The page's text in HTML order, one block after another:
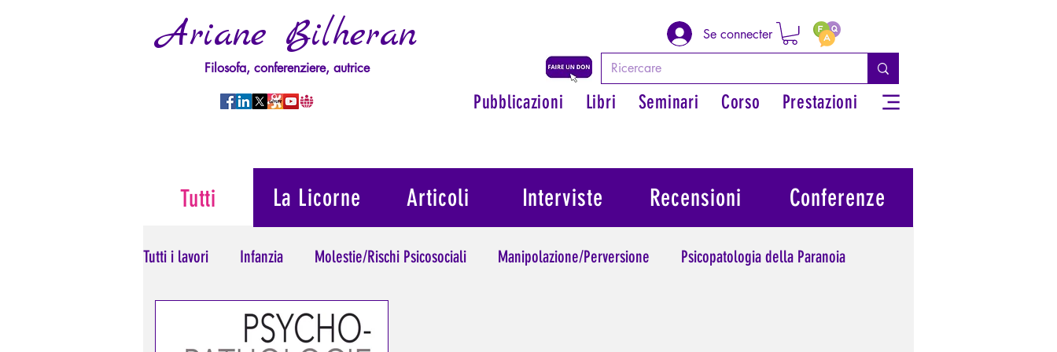
Ariane Bilheran
Filosofa, conferenziere, autrice
Se connecter
Pubblicazioni Libri Seminari Corso Prestazioni
Tutti i lavori Infanzia Molestie/Rischi Psicosociali Manipolazione/Perversione Psicopatologia della Paranoia
Psicopatologia del Potere Trauma
La Licorne Articoli
Tutti Interviste Recensioni Conferenze